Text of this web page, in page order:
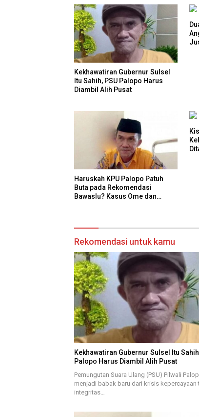
Kekhawatiran Gubernur Sulsel
Itu Sahih, PSU Palopo Harus
Diambil Alih Pusat
Haruskah KPU Palopo Patuh
Buta pada Rekomendasi
Bawaslu? Kasus Ome dan
Rekomendasi untuk kamu
Kekhawatiran Gubernur Sulsel Itu
Palopo Harus Diambil Alih Pusat
Pemungutan Suara Ulang (PSU) Pilwali
menjadi babak baru dari krisis kepercayaan
integritas…